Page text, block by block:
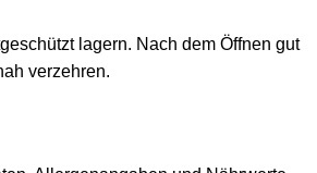
lagern. Nach dem Öffnen gut
verzehren.